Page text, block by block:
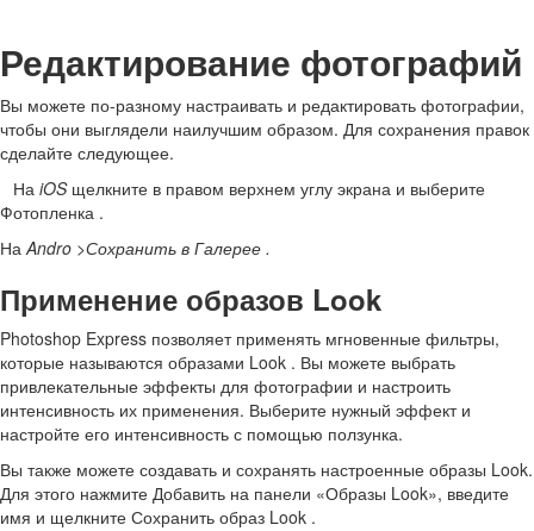
Редактирование фотографий
Вы можете по-разному настраивать и редактировать фотографии,
чтобы они выглядели наилучшим образом. Для сохранения правок
сделайте следующее.
На iOSщелкните в правом верхнем углу экрана и выберите
Фотопленка .
НаAndro >Сохранить в Галерее .
Применение образов Look
Photoshop Express позволяет применять мгновенные фильтры,
которые называются образами Look . Вы можете выбрать
привлекательные эффекты для фотографии и настроить
интенсивность их применения. Выберите нужный эффект и
настройте его интенсивность с помощью ползунка.
Вы также можете создавать и сохранять настроенные образы Look.
Для этого нажмите Добавить на панели «Образы Look», введите
имя и щелкните Сохранить образ Look .